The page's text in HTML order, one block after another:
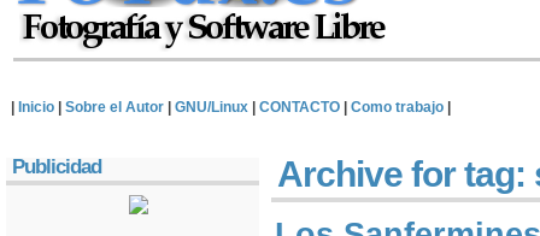
Inicio Sobre el Autor GNU/Linux CONTACTO Como trabajo
Archive for tag:
Publicidad